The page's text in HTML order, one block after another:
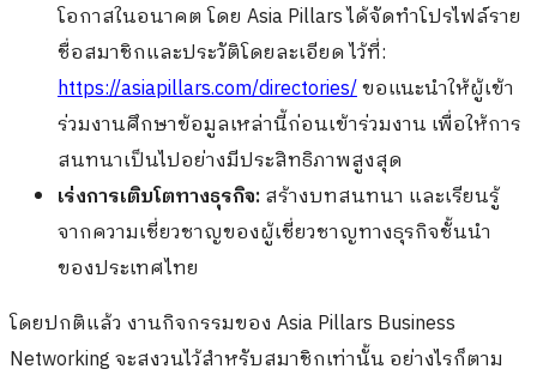
โอกาสในอนาคต โดย Asia Pillars ได้จัดทำโปรไฟล์ราย
ชื่อสมาชิกและประวัติโดยละเอียด ไว้ที่:
https://asiapillars.com/directories/ขอแนะนำให้ผู้เข้า
ร่วมงานศึกษาข้อมูลเหล่านี้ก่อนเข้าร่วมงาน เพื่อให้การ
สนทนาเป็นไปอย่างมีประสิทธิภาพสูงสุด
เร่งการเติบโตทางธุรกิจ:สร้างบทสนทนา และเรียนรู้
จากความเชี่ยวชาญของผู้เชี่ยวชาญทางธุรกิจชั้นนำ
ของประเทศไทย
โดยปกติแล้ว งานกิจกรรมของ Asia Pillars Business
Networking จะสงวนไว้สำหรับสมาชิกเท่านั้น อย่างไรก็ตาม